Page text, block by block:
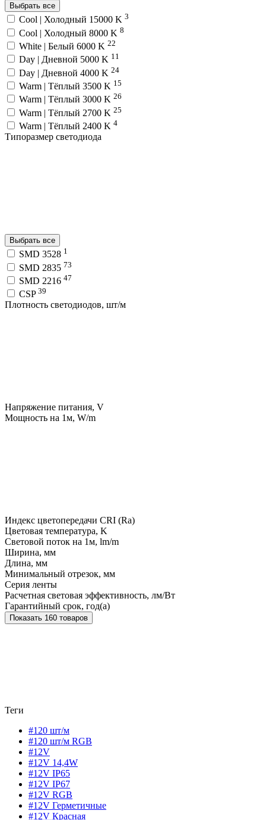
Выбрать все
Cool | Холодный 15000 K 3
Cool | Холодный 8000 K 8
White | Белый 6000 K 22
Day | Дневной 5000 K 11
Day | Дневной 4000 K 24
Warm | Тёплый 3500 K 15
Warm | Тёплый 3000 K 26
Warm | Тёплый 2700 K 25
Warm | Тёплый 2400 K 4
Типоразмер светодиода
Выбрать все
SMD 3528 1
SMD 2835 73
SMD 2216 47
CSP 39
Плотность светодиодов, шт/м
Напряжение питания, V
Мощность на 1м, W/m
Индекс цветопередачи CRI (Ra)
Цветовая температура, K
Световой поток на 1м, lm/m
Ширина, мм
Длина, мм
Минимальный отрезок, мм
Серия ленты
Расчетная световая эффективность, лм/Вт
Гарантийный срок, год(а)
Показать 160 товаров
Теги
#120 шт/м
#120 шт/м RGB
#12V
#12V 14,4W
#12V IP65
#12V IP67
#12V RGB
#12V Герметичные
#12V Красная